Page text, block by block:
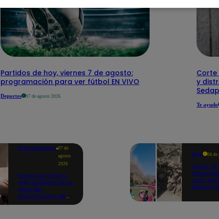
Partidos de hoy, viernes 7 de agosto:
programación para ver fútbol EN VIVO
Deportes 07 de agosto 2026
Corte
y
Te ayudo
Entretenimiento 07 de
agosto
2026
Presentan el libro
más pequeño de la
Feria del
Internacional del
Perú 06 de
Sismo de
Junín
heridos,
propició